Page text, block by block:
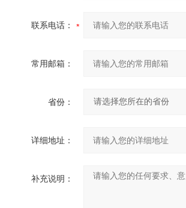
联系电话：
常用邮箱：
省份：
详细地址：
补充说明：